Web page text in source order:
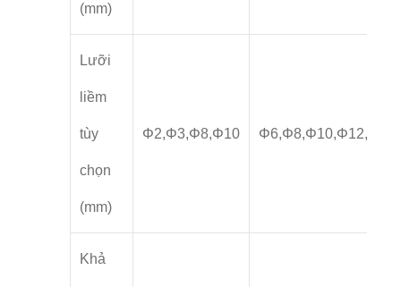
(mm)
Lưỡi
liềm
tùy
chọn
(mm)
Φ2,Φ3,Φ8,Φ10 Φ6,Φ8,Φ10,Φ12,Φ15
Khả